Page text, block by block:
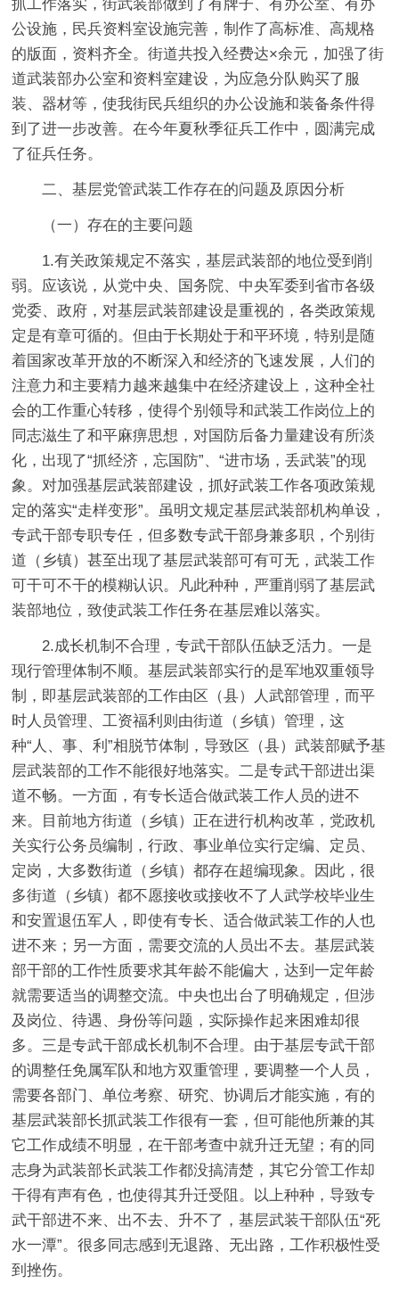
抓工作落实，街武装部做到了有牌子、有办公室、有办
公设施，民兵资料室设施完善，制作了高标准、高规格
的版面，资料齐全。街道共投入经费达×余元，加强了街
道武装部办公室和资料室建设，为应急分队购买了服
装、器材等，使我街民兵组织的办公设施和装备条件得
到了进一步改善。在今年夏秋季征兵工作中，圆满完成
了征兵任务。
二、基层党管武装工作存在的问题及原因分析
（一）存在的主要问题
1.有关政策规定不落实，基层武装部的地位受到削
弱。应该说，从党中央、国务院、中央军委到省市各级
党委、政府，对基层武装部建设是重视的，各类政策规
定是有章可循的。但由于长期处于和平环境，特别是随
着国家改革开放的不断深入和经济的飞速发展，人们的
注意力和主要精力越来越集中在经济建设上，这种全社
会的工作重心转移，使得个别领导和武装工作岗位上的
同志滋生了和平麻痹思想，对国防后备力量建设有所淡
化，出现了“抓经济，忘国防”、“进市场，丢武装”的现
象。对加强基层武装部建设，抓好武装工作各项政策规
定的落实“走样变形”。虽明文规定基层武装部机构单设，
专武干部专职专任，但多数专武干部身兼多职，个别街
道（乡镇）甚至出现了基层武装部可有可无，武装工作
可干可不干的模糊认识。凡此种种，严重削弱了基层武
装部地位，致使武装工作任务在基层难以落实。
2.成长机制不合理，专武干部队伍缺乏活力。一是
现行管理体制不顺。基层武装部实行的是军地双重领导
制，即基层武装部的工作由区（县）人武部管理，而平
时人员管理、工资福利则由街道（乡镇）管理，这
种“人、事、利”相脱节体制，导致区（县）武装部赋予基
层武装部的工作不能很好地落实。二是专武干部进出渠
道不畅。一方面，有专长适合做武装工作人员的进不
来。目前地方街道（乡镇）正在进行机构改革，党政机
关实行公务员编制，行政、事业单位实行定编、定员、
定岗，大多数街道（乡镇）都存在超编现象。因此，很
多街道（乡镇）都不愿接收或接收不了人武学校毕业生
和安置退伍军人，即使有专长、适合做武装工作的人也
进不来；另一方面，需要交流的人员出不去。基层武装
部干部的工作性质要求其年龄不能偏大，达到一定年龄
就需要适当的调整交流。中央也出台了明确规定，但涉
及岗位、待遇、身份等问题，实际操作起来困难却很
多。三是专武干部成长机制不合理。由于基层专武干部
的调整任免属军队和地方双重管理，要调整一个人员，
需要各部门、单位考察、研究、协调后才能实施，有的
基层武装部长抓武装工作很有一套，但可能他所兼的其
它工作成绩不明显，在干部考查中就升迁无望；有的同
志身为武装部长武装工作都没搞清楚，其它分管工作却
干得有声有色，也使得其升迁受阻。以上种种，导致专
武干部进不来、出不去、升不了，基层武装干部队伍“死
水一潭”。很多同志感到无退路、无出路，工作积极性受
到挫伤。